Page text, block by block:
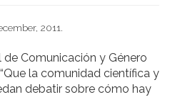
2011.
Comunicación y Género
la comunidad científica y
debatir sobre cómo hay